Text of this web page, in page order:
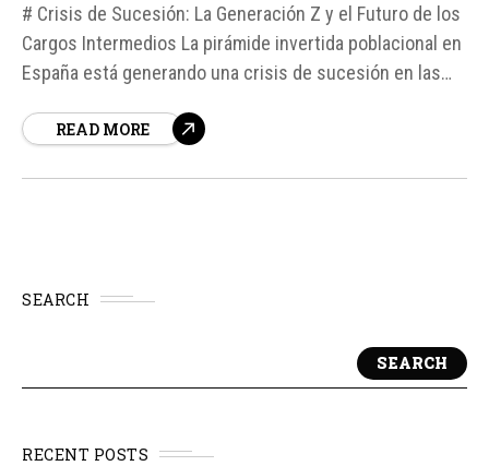
# Crisis de Sucesión: La Generación Z y el Futuro de los
Cargos Intermedios La pirámide invertida poblacional en
España está generando una crisis de sucesión en las
de profesionales con décadas de experiencia.
READ MORE
SEARCH
SEARCH
RECENT POSTS